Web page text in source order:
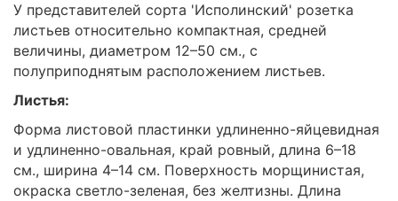
У представителей сорта 'Исполинский' розетка
листьев относительно компактная, средней
величины, диаметром 12–50 см., с
полуприподнятым расположением листьев.
Листья:
Форма листовой пластинки удлиненно-яйцевидная
и удлиненно-овальная, край ровный, длина 6–18
см., ширина 4–14 см. Поверхность морщинистая,
окраска светло-зеленая, без желтизны. Длина